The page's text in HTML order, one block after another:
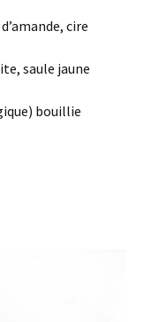
cire
saule jaune
bouillie